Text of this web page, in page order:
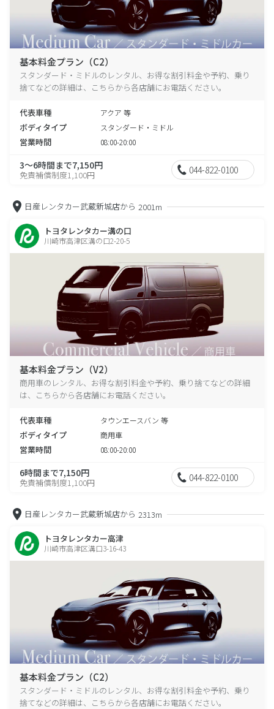
基本料金プラン（C2）
スタンダード・ミドルのレンタル、お得な割引料金や予約、乗り
捨てなどの詳細は、こちらから各店舗にお電話ください。
代表車種 アクア 等
ボディタイプ スタンダード・ミドル
営業時間 08:00-20:00
3～6時間まで7,150円
免責補償制度1,100円 044-822-0100
日産レンタカー武蔵新城店から 2001m
トヨタレンタカー溝の口
川崎市高津区溝の口2-20-5
基本料金プラン（V2）
商用車のレンタル、お得な割引料金や予約、乗り捨てなどの詳細
は、こちらから各店舗にお電話ください。
代表車種 タウンエースバン 等
ボディタイプ 商用車
営業時間 08:00-20:00
6時間まで7,150円
免責補償制度1,100円 044-822-0100
日産レンタカー武蔵新城店から 2313m
トヨタレンタカー高津
川崎市高津区溝口3-16-43
基本料金プラン（C2）
スタンダード・ミドルのレンタル、お得な割引料金や予約、乗り
捨てなどの詳細は、こちらから各店舗にお電話ください。